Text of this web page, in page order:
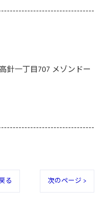
針一丁目707 メゾンドー
る 次のページ >